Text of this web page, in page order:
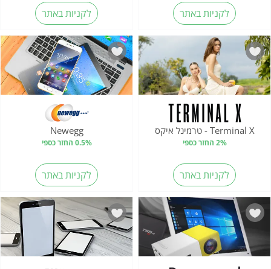
לקניות באתר לקניות באתר
Terminal X - טרמינל איקס
2% החזר כספי
לקניות באתר
Newegg
0.5% החזר כספי
לקניות באתר